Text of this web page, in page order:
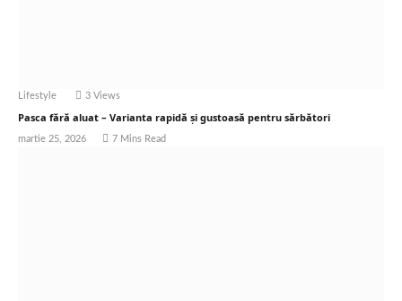
Lifestyle 3 Views
Pasca fără aluat – Varianta rapidă și gustoasă pentru sărbători
martie 25, 2026 7 Mins Read